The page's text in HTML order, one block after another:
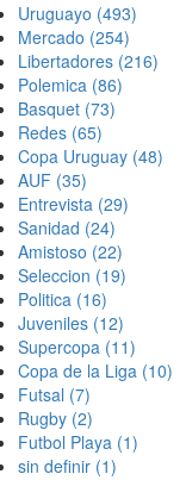
Uruguayo (493)
Mercado (254)
Libertadores (216)
Polemica (86)
Basquet (73)
Redes (65)
Copa Uruguay (48)
AUF (35)
Entrevista (29)
Sanidad (24)
Amistoso (22)
Seleccion (19)
Politica (16)
Juveniles (12)
Supercopa (11)
Copa de la Liga (10)
Futsal (7)
Rugby (2)
Futbol Playa (1)
sin definir (1)